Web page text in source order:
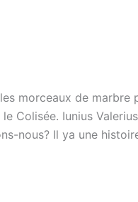
morceaux de
Colisée. Iunius
nous? Il ya une